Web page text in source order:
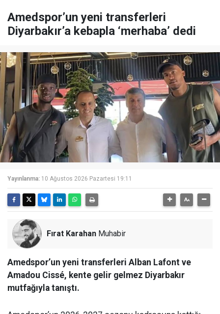
Amedspor’un yeni transferleri
Diyarbakır’a kebapla ‘merhaba’ dedi
Yayınlanma: 10 Ağustos 2026 Pazartesi 19:11
Fırat Karahan Muhabir
Amedspor’un yeni transferleri Alban Lafont ve
Amadou Cissé, kente gelir gelmez Diyarbakır
mutfağıyla tanıştı.